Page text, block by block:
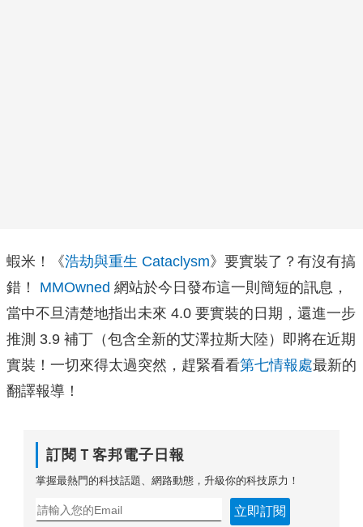
蝦米！《浩劫與重生 Cataclysm》要實裝了？有沒有搞
錯！
MMOwned 網站於今日發布這一則簡短的訊息，
當中不旦清楚地指出未來 4.0 要實裝的日期，還進一步
推測 3.9 補丁（包含全新的艾澤拉斯大陸）即將在近期
實裝！一切來得太過突然，趕緊看看第七情報處最新的
翻譯報導！
訂閱Ｔ客邦電子日報
掌握最熱門的科技話題、網路動態，升級你的科技原力！
立即訂閱